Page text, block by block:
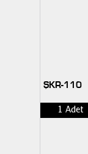
ŞKR-110
1 Adet